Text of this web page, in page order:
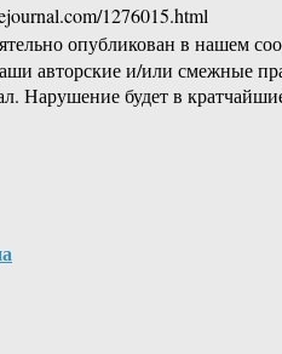
1276015.html
опубликован в нашем
авторские и/или смежные
Нарушение будет в